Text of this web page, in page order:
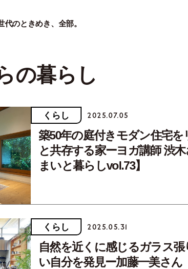
のときめき、全部。
の暮らし
くらし 2025.07.05
築50年の庭付きモダン住宅を
と共存する家ーヨガ講師 渋
まいと暮らしvol.73】
くらし 2025.05.31
自然を近くに感じるガラス
い自分を発見ー加藤一美さん